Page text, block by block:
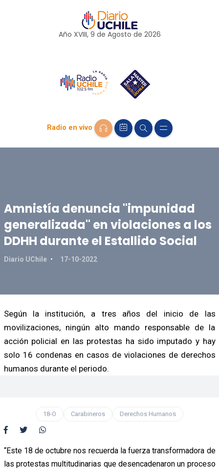
Año XVIII, 9 de Agosto de 2026
Radio en vivo
Amnistía denuncia "impunidad
generalizada" en violaciones a los
DDHH durante el Estallido Social
Diario UChile 17-10-2022
Según la institución, a tres años del inicio de las
movilizaciones, ningún alto mando responsable de la
acción policial en las protestas ha sido imputado y hay
solo 16 condenas en casos de violaciones de derechos
humanos durante el periodo.
18-O Carabineros Derechos Humanos
“Este 18 de octubre nos recuerda la fuerza transformadora de
las protestas multitudinarias que desencadenaron un proceso